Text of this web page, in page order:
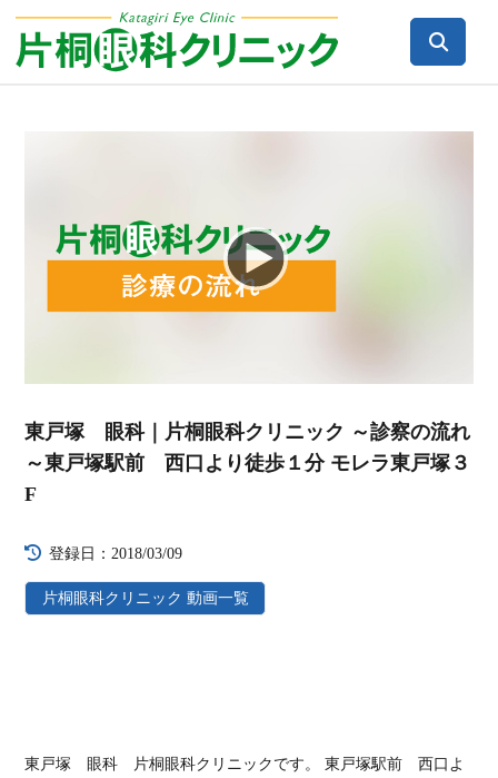
Player
東戸塚 眼科｜片桐眼科クリニック ～診察の流れ
～東戸塚駅前 西口より徒歩１分 モレラ東戸塚３
F
登録日：2018/03/09
片桐眼科クリニック 動画一覧
東戸塚 眼科 片桐眼科クリニックです。 東戸塚駅前 西口よ